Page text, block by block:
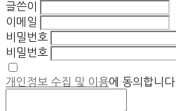
글쓴이
이메일
비밀번호
비밀번호
개인정보 수집 및 이용에 동의합니다.